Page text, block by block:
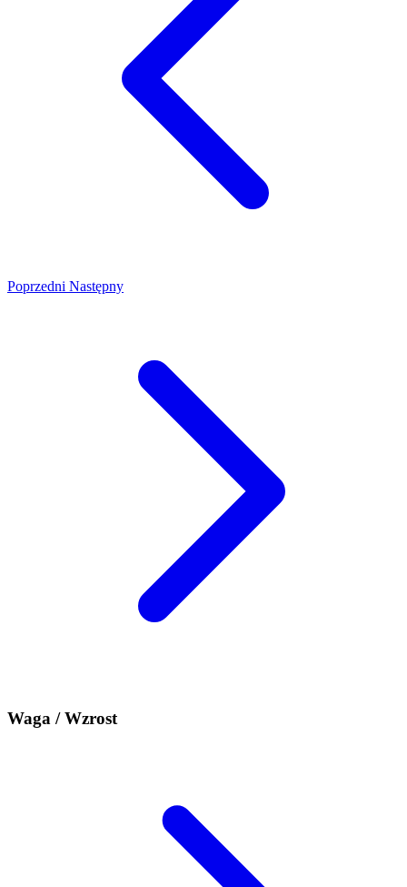
Poprzedni Następny
Waga / Wzrost